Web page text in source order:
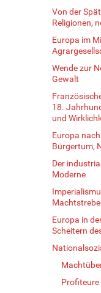
Von der
Religionen,
Europa im
Wende zur
Gewalt
18.
und
Europa
Bürgertum,
Der
Moderne
Europa in
Scheitern
Profiteure